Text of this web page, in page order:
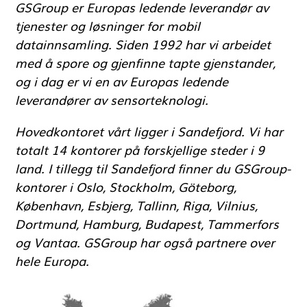
GSGroup er Europas ledende leverandør av
tjenester og løsninger for mobil
datainnsamling. Siden 1992 har vi arbeidet
med å spore og gjenfinne tapte gjenstander,
og i dag er vi en av Europas ledende
leverandører av sensorteknologi.
Hovedkontoret vårt ligger i Sandefjord. Vi har
totalt 14 kontorer på forskjellige steder i 9
land. I tillegg til Sandefjord finner du GSGroup-
kontorer i Oslo, Stockholm, Göteborg,
København, Esbjerg, Tallinn, Riga, Vilnius,
Dortmund, Hamburg, Budapest, Tammerfors
og Vantaa. GSGroup har også partnere over
hele Europa.